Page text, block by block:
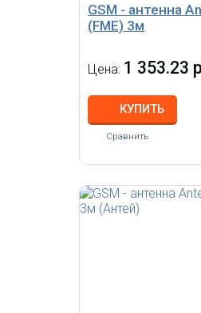
GSM - антенна
(FME) 3м
Цена: 1 353.23
КУПИТЬ
Сравнить